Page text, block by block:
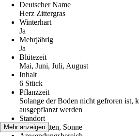
Deutscher Name
Herz Zittergras
Winterhart
Ja
Mehrjährig
Ja
Blütezeit
Mai, Juni, Juli, August
Inhalt
6 Stück
Pflanzzeit
Solange der Boden nicht gefroren ist,
ausgepflanzt werden
Standort
Halbschatten, Sonne
Mehr anzeigen